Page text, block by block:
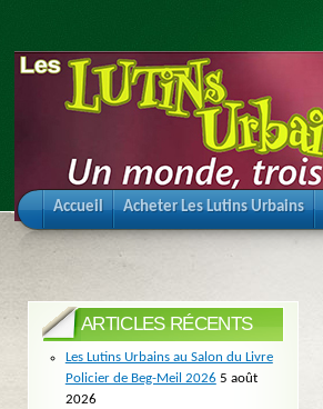
Accueil Acheter Les Lutins Urbains
ARTICLES RÉCENTS
Les Lutins Urbains au Salon du Livre
Policier de Beg-Meil 2026 5 août
2026